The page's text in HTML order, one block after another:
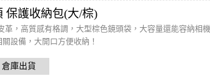
保護收納包(大/棕)
革，高質感有格調，大型棕色鏡頭袋，大容量還能容納相
設備，大開口方便收納！